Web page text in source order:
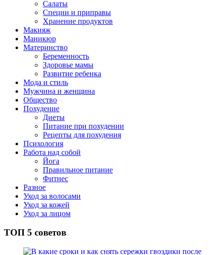
Салаты
Специи и приправы
Хранение продуктов
Макияж
Маникюр
Материнство
Беременность
Здоровье мамы
Развитие ребенка
Мода и стиль
Мужчина и женщина
Общество
Похудение
Диеты
Питание при похудении
Рецепты для похудения
Психология
Работа над собой
Йога
Правильное питание
Фитнес
Разное
Уход за волосами
Уход за кожей
Уход за лицом
ТОП 5 советов